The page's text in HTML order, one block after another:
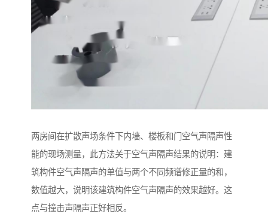
两房间在扩散声场条件下内墙、楼板和门空气声隔声性
能的现场测量，此方法关于空气声隔声结果的说明：建
筑构件空气声隔声的单值与两个不同频谱修正量的和，
数值越大，说明该建筑构件空气声隔声的效果越好。这
点与撞击声隔声正好相反。